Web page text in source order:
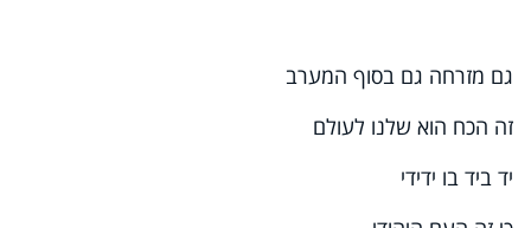
גם מזרחה גם בסוף המערב
זה הכח הוא שלנו לעולם
יד ביד בו ידידי